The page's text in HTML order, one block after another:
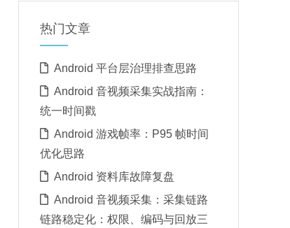
思路
热门文章
Android 平台层治理排查思路
Android 音视频采集实战指南：
统一时间戳
Android 游戏帧率：P95 帧时间
优化思路
Android 资料库故障复盘
Android 音视频采集：采集链路
链路稳定化：权限、编码与回放三